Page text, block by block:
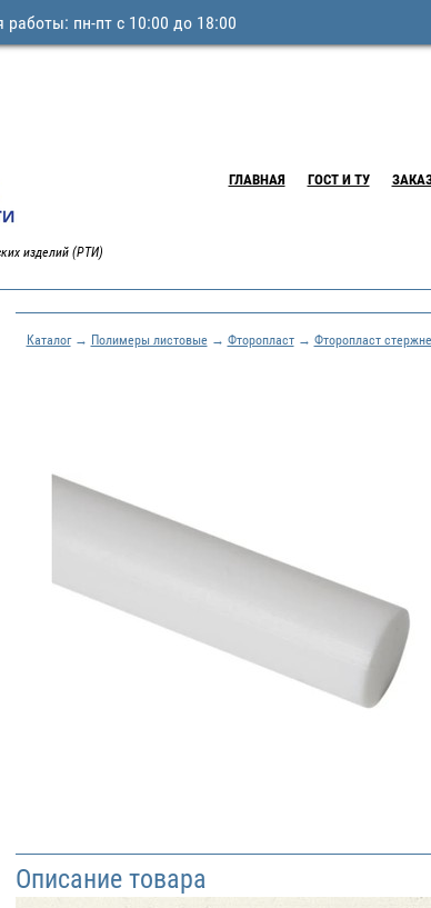
работы: пн-пт с 10:00 до 18:00
изделий (РТИ)
ГЛАВНАЯ ГОСТ И ТУ
Каталог→ Полимеры листовые→ Фторопласт→ Фторопласт
Описание товара